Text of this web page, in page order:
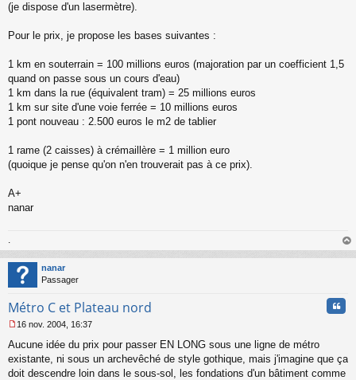
(je dispose d'un lasermètre).
Pour le prix, je propose les bases suivantes :
1 km en souterrain = 100 millions euros (majoration par un coefficient 1,5
quand on passe sous un cours d'eau)
1 km dans la rue (équivalent tram) = 25 millions euros
1 km sur site d'une voie ferrée = 10 millions euros
1 pont nouveau : 2.500 euros le m2 de tablier
1 rame (2 caisses) à crémaillère = 1 million euro
(quoique je pense qu'on n'en trouverait pas à ce prix).
A+
nanar
au
nanar
Passager
Métro C et Plateau nord
e
s
s
16 nov. 2004, 16:37
Aucune idée du prix pour passer EN LONG sous une ligne de métro
existante, ni sous un archevêché de style gothique, mais j'imagine que ça
doit descendre loin dans le sous-sol, les fondations d'un bâtiment comme